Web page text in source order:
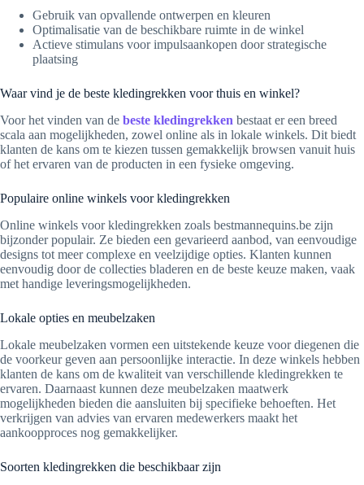
Gebruik van opvallende ontwerpen en kleuren
Optimalisatie van de beschikbare ruimte in de winkel
Actieve stimulans voor impulsaankopen door strategische
plaatsing
Waar vind je de beste kledingrekken voor thuis en winkel?
Voor het vinden van de beste kledingrekken bestaat er een breed
scala aan mogelijkheden, zowel online als in lokale winkels. Dit biedt
klanten de kans om te kiezen tussen gemakkelijk browsen vanuit huis
of het ervaren van de producten in een fysieke omgeving.
Populaire online winkels voor kledingrekken
Online winkels voor kledingrekken zoals bestmannequins.be zijn
bijzonder populair. Ze bieden een gevarieerd aanbod, van eenvoudige
designs tot meer complexe en veelzijdige opties. Klanten kunnen
eenvoudig door de collecties bladeren en de beste keuze maken, vaak
met handige leveringsmogelijkheden.
Lokale opties en meubelzaken
Lokale meubelzaken vormen een uitstekende keuze voor diegenen die
de voorkeur geven aan persoonlijke interactie. In deze winkels hebben
klanten de kans om de kwaliteit van verschillende kledingrekken te
ervaren. Daarnaast kunnen deze meubelzaken maatwerk
mogelijkheden bieden die aansluiten bij specifieke behoeften. Het
verkrijgen van advies van ervaren medewerkers maakt het
aankoopproces nog gemakkelijker.
Soorten kledingrekken die beschikbaar zijn